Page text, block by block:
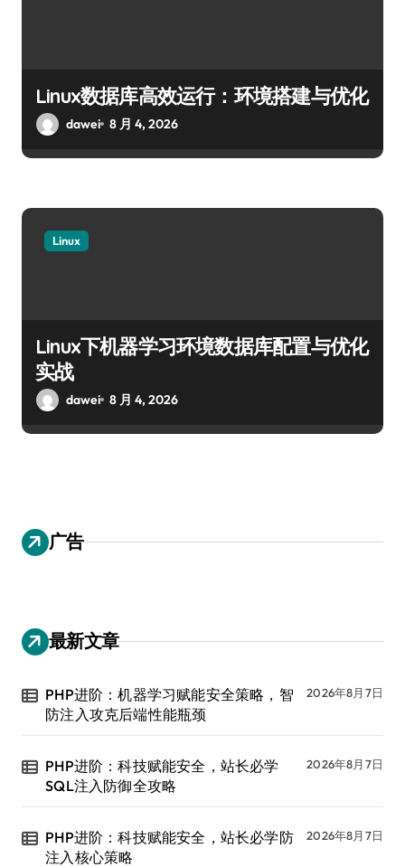
Linux数据库高效运行：环境搭建与优化
dawei 8 月 4, 2026
Linux
Linux下机器学习环境数据库配置与优化
实战
dawei 8 月 4, 2026
广告
最新文章
PHP进阶：机器学习赋能安全策略，智
防注入攻克后端性能瓶颈
2026年8月7日
PHP进阶：科技赋能安全，站长必学
SQL注入防御全攻略
2026年8月7日
PHP进阶：科技赋能安全，站长必学防
注入核心策略
2026年8月7日